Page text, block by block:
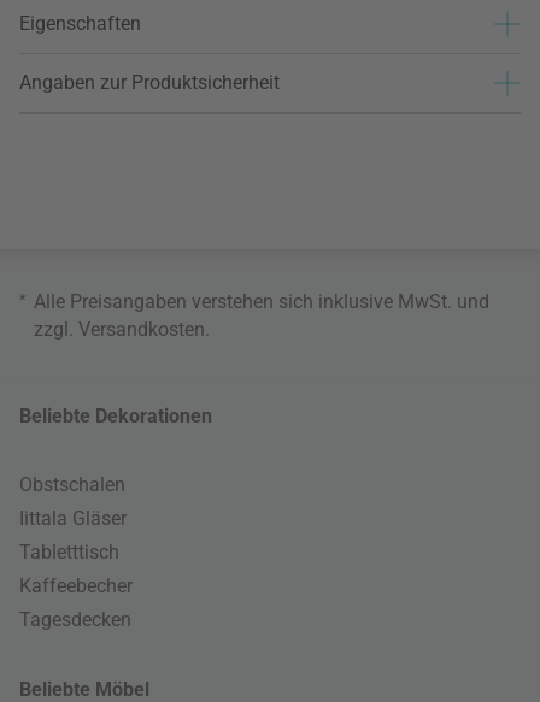
Eigenschaften
Angaben zur Produktsicherheit
* Alle Preisangaben verstehen sich inklusive MwSt. und
zzgl. Versandkosten
Beliebte Dekorationen
Obstschalen
Iittala Gläser
Tabletttisch
Kaffeebecher
Tagesdecken
Beliebte Möbel